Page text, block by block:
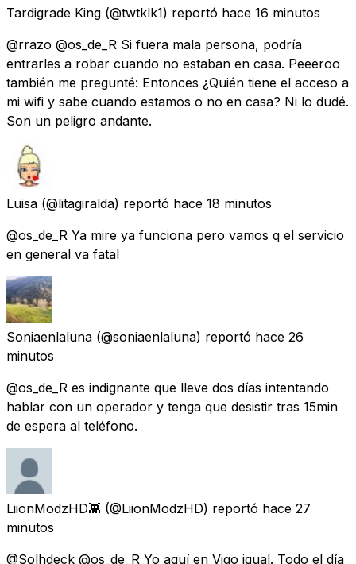
Tardigrade King (@twtklk1) reportó hace 16 minutos
@rrazo @os_de_R Si fuera mala persona, podría
entrarles a robar cuando no estaban en casa. Peeeroo
también me pregunté: Entonces ¿Quién tiene el acceso a
mi wifi y sabe cuando estamos o no en casa? Ni lo dudé.
Son un peligro andante.
Luisa (@litagiralda) reportó hace 18 minutos
@os_de_R Ya mire ya funciona pero vamos q el servicio
en general va fatal
Soniaenlaluna (@soniaenlaluna) reportó hace 26
minutos
@os_de_R es indignante que lleve dos días intentando
hablar con un operador y tenga que desistir tras 15min
de espera al teléfono.
LiionModzHD👾 (@LiionModzHD) reportó hace 27
minutos
@Solhdeck @os_de_R Yo aquí en Vigo igual. Todo el día